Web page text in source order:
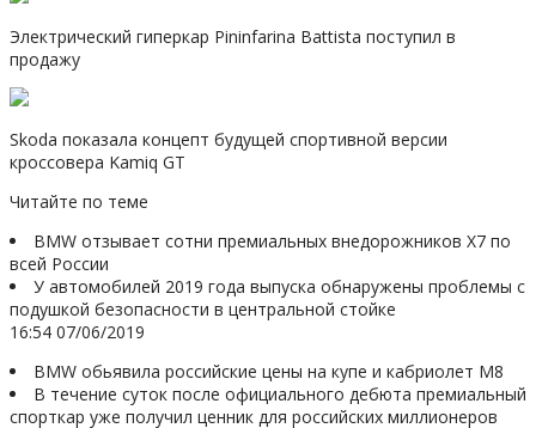
Электрический гиперкар Pininfarina Battista поступил в
продажу
Skoda показала концепт будущей спортивной версии
кроссовера Kamiq GT
Читайте по теме
BMW отзывает сотни премиальных внедорожников Х7 по
всей России
У автомобилей 2019 года выпуска обнаружены проблемы с
подушкой безопасности в центральной стойке
16:54 07/06/2019
BMW обьявила российские цены на купе и кабриолет M8
В течение суток после официального дебюта премиальный
спорткар уже получил ценник для российских миллионеров